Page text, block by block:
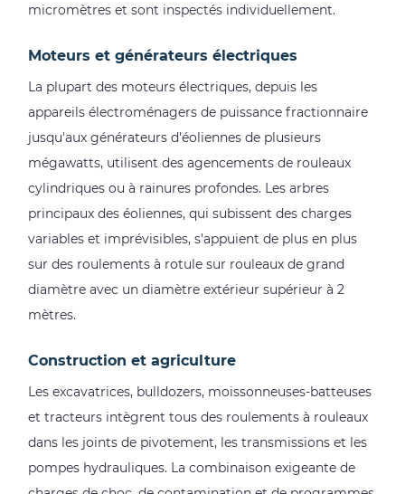
micromètres et sont inspectés individuellement.
Moteurs et générateurs électriques
La plupart des moteurs électriques, depuis les
appareils électroménagers de puissance fractionnaire
jusqu'aux générateurs d'éoliennes de plusieurs
mégawatts, utilisent des agencements de rouleaux
cylindriques ou à rainures profondes. Les arbres
principaux des éoliennes, qui subissent des charges
variables et imprévisibles, s'appuient de plus en plus
sur des roulements à rotule sur rouleaux de grand
diamètre avec un diamètre extérieur supérieur à 2
mètres.
Construction et agriculture
Les excavatrices, bulldozers, moissonneuses-batteuses
et tracteurs intègrent tous des roulements à rouleaux
dans les joints de pivotement, les transmissions et les
pompes hydrauliques. La combinaison exigeante de